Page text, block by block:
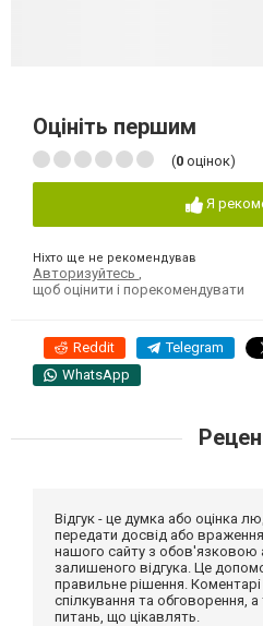
Оцініть першим
(0 оцінок)
Я
Ніхто ще не рекомендував
Авторизуйтесь
щоб оцінити і порекомендувати
Reddit Telegram
WhatsApp
Відгук - це думка або оцінка
передати досвід або
нашого сайту з обов'язковою
залишеного відгука. Це
правильне рішення. Коментарі
спілкування та обговорення,
питань, що цікавлять.